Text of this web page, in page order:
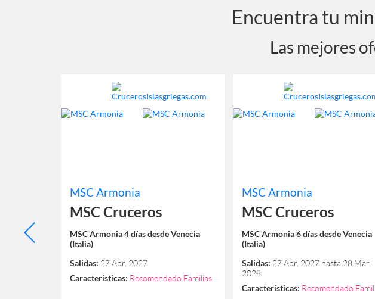
Encuentra tu
Las mejores
MSC Armonia
MSC Cruceros
MSC Armonia 4 días desde Venecia
(Italia)
Salidas: 27 Abr. 2027
Características: Recomendado Familias
MSC Armonia
MSC Cruceros
MSC Armonia 6 días desde Venecia
(Italia)
Salidas: 27 Abr. 2027 hasta 28 Mar.
2028
Características: Recomendado